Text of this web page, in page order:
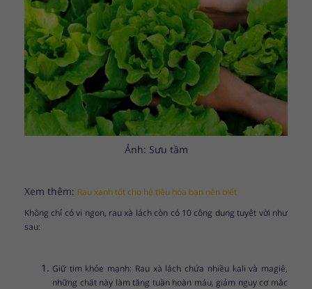
Ảnh: Sưu tầm
Xem thêm: Rau xanh tốt cho hệ tiêu hóa bạn nên biết
Không chỉ có vị ngon, rau xà lách còn có 10 công dụng tuyệt vời như
sau:
Giữ tim khỏe mạnh: Rau xà lách chứa nhiều kali và magiê,
những chất này làm tăng tuần hoàn máu, giảm nguy cơ mắc